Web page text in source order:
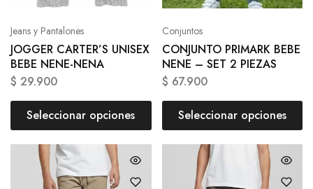
Jeans y Pantalones
JOGGER CARTER’S UNISEX
BEBE NENE-NENA
$ 29.900
Seleccionar opciones
Conjuntos
CONJUNTO PRIMARK BEBE
NENE – SET 2 PIEZAS
$ 67.900
Seleccionar opciones